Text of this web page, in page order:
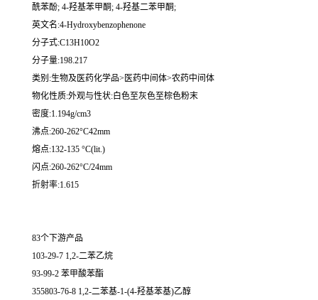
酰苯酚; 4-羟基苯甲酮; 4-羟基二苯甲酮;
英文名:4-Hydroxybenzophenone
分子式:C13H10O2
分子量:198.217
类别:生物及医药化学品>医药中间体>农药中间体
物化性质:外观与性状:白色至灰色至棕色粉末
密度:1.194g/cm3
沸点:260-262°C42mm
熔点:132-135 °C(lit.)
闪点:260-262°C/24mm
折射率:1.615
83个下游产品
103-29-7 1,2-二苯乙烷
93-99-2 苯甲酸苯酯
355803-76-8 1,2-二苯基-1-(4-羟基苯基)乙醇